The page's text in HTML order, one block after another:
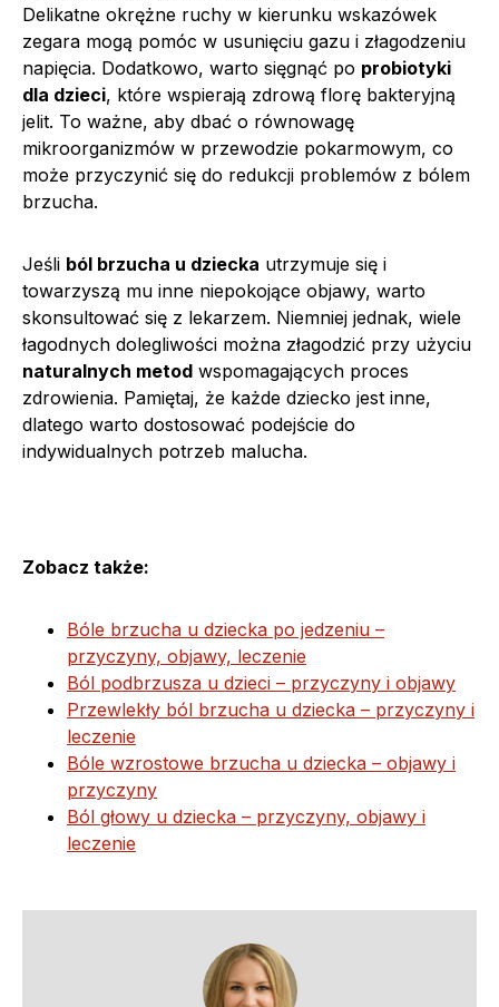
Delikatne okrężne ruchy w kierunku wskazówek
zegara mogą pomóc w usunięciu gazu i złagodzeniu
napięcia. Dodatkowo, warto sięgnąć po probiotyki
dla dzieci, które wspierają zdrową florę bakteryjną
jelit. To ważne, aby dbać o równowagę
mikroorganizmów w przewodzie pokarmowym, co
może przyczynić się do redukcji problemów z bólem
brzucha.
Jeśli ból brzucha u dziecka utrzymuje się i
towarzyszą mu inne niepokojące objawy, warto
skonsultować się z lekarzem. Niemniej jednak, wiele
łagodnych dolegliwości można złagodzić przy użyciu
naturalnych metod wspomagających proces
zdrowienia. Pamiętaj, że każde dziecko jest inne,
dlatego warto dostosować podejście do
indywidualnych potrzeb malucha.
Zobacz także:
Bóle brzucha u dziecka po jedzeniu –
przyczyny, objawy, leczenie
Ból podbrzusza u dzieci – przyczyny i objawy
Przewlekły ból brzucha u dziecka – przyczyny i
leczenie
Bóle wzrostowe brzucha u dziecka – objawy i
przyczyny
Ból głowy u dziecka – przyczyny, objawy i
leczenie